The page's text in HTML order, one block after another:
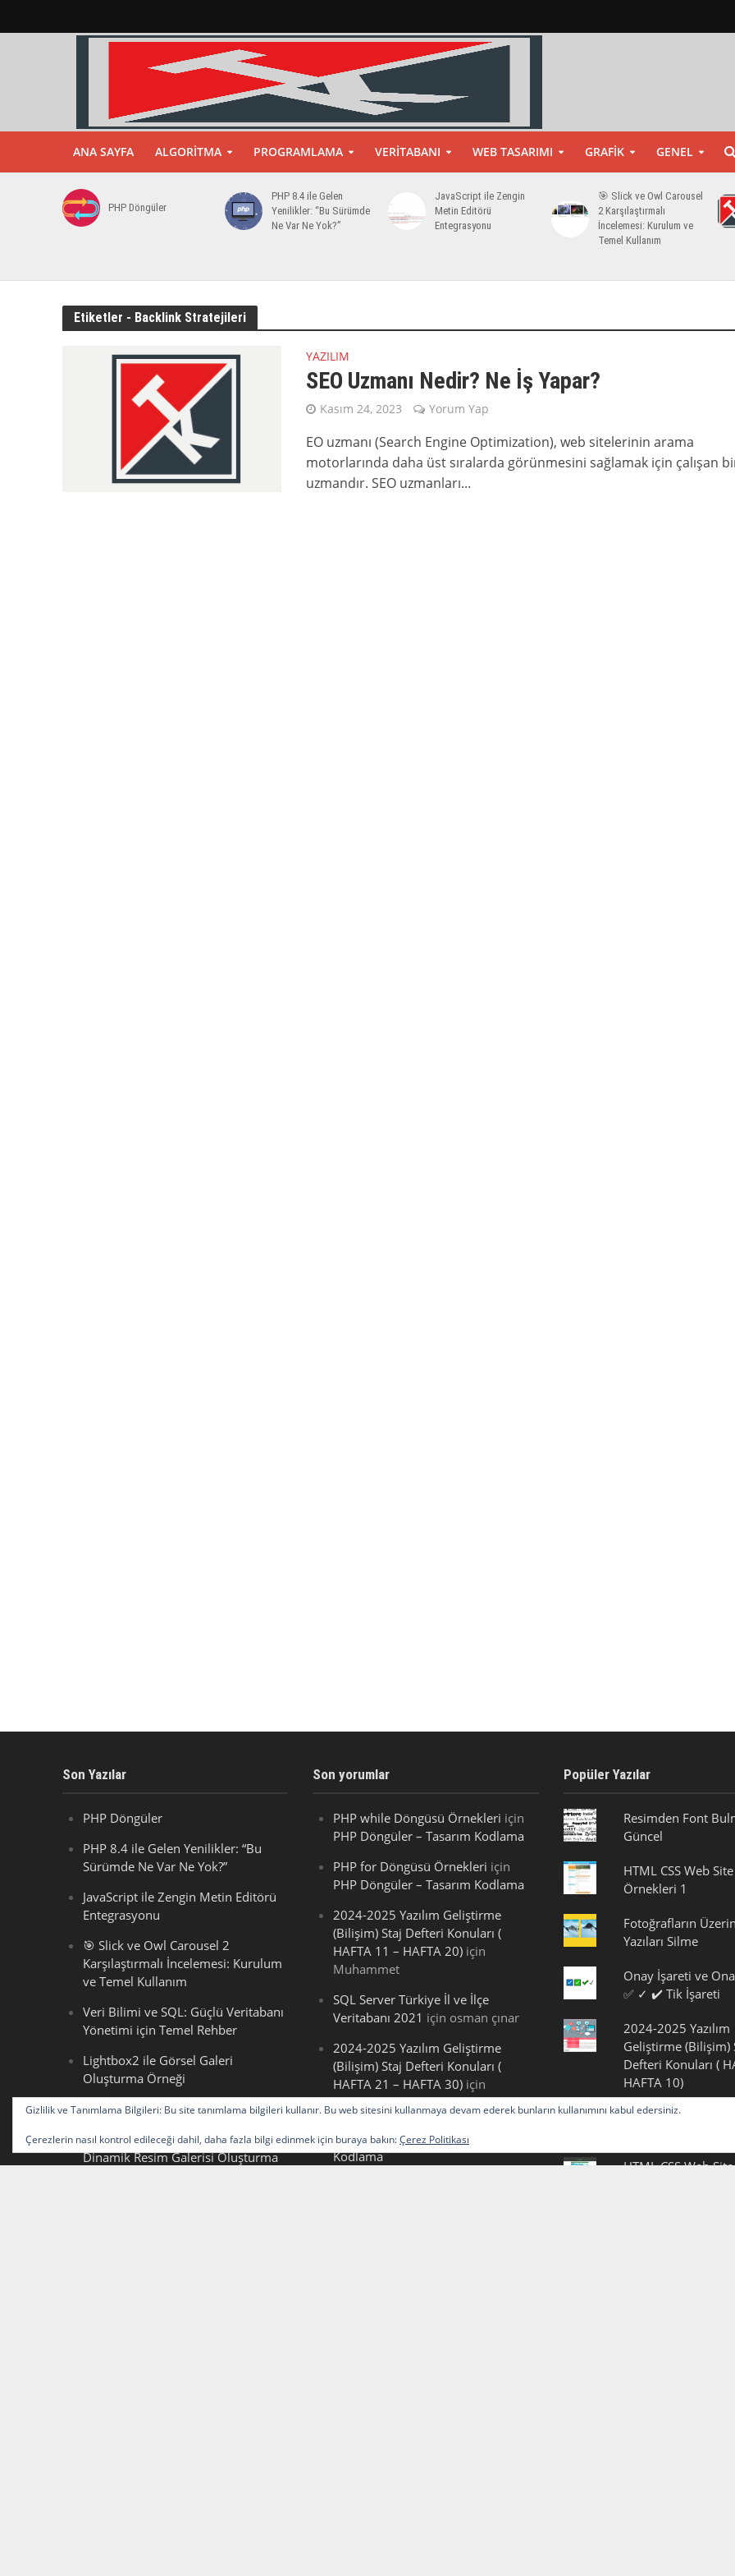
ANA SAYFA ALGORITMA PROGRAMLAMA VERITABANI WEB TASARIMI GRAFIK GENEL
PHP Döngüler
PHP 8.4 ile Gelen
Yenilikler: “Bu Sürümde
Ne Var Ne Yok?”
JavaScript ile Zengin
Metin Editörü
Entegrasyonu
🎯 Slick ve Owl Carousel
2 Karşılaştırmalı
İncelemesi: Kurulum ve
Temel Kullanım
Etiketler - Backlink Stratejileri
YAZILIM
SEO Uzmanı Nedir? Ne İş Yapar?
Kasım 24, 2023 Yorum Yap
EO uzmanı (Search Engine Optimization), web sitelerinin arama
motorlarında daha üst sıralarda görünmesini sağlamak için çalışan
uzmandır. SEO uzmanları...
Son Yazılar
PHP Döngüler
PHP 8.4 ile Gelen Yenilikler: “Bu
Sürümde Ne Var Ne Yok?”
JavaScript ile Zengin Metin Editörü
Entegrasyonu
🎯 Slick ve Owl Carousel 2
Karşılaştırmalı İncelemesi: Kurulum
ve Temel Kullanım
Veri Bilimi ve SQL: Güçlü Veritabanı
Yönetimi için Temel Rehber
Lightbox2 ile Görsel Galeri
Oluşturma Örneği
JavaScript Ders Notları
Parametresiz Fonksiyonlarla
Dinamik Resim Galerisi Oluşturma
Son yorumlar
PHP while Döngüsü Örnekleri için
PHP Döngüler – Tasarım Kodlama
PHP for Döngüsü Örnekleri için
PHP Döngüler – Tasarım Kodlama
2024-2025 Yazılım Geliştirme
(Bilişim) Staj Defteri Konuları (
HAFTA 11 – HAFTA 20) için
Muhammet
SQL Server Türkiye İl ve İlçe
Veritabanı 2021 için osman çınar
2024-2025 Yazılım Geliştirme
(Bilişim) Staj Defteri Konuları (
HAFTA 21 – HAFTA 30) için
2024-2025 Yazılım Geliştirme
(Bilişim) Staj Defteri Konuları (
HAFTA 11 – HAFTA 20) – Tasarım
Kodlama
Popüler Yazılar
Resimden Font
Güncel
HTML CSS Web Site
Örnekleri 1
Fotoğrafların
Yazıları Silme
Onay İşareti ve
✅ ✓ ✔️ Tik İşareti
2024-2025 Yazılım
Geliştirme (Bilişim)
Defteri Konuları (
HAFTA 10)
Kurdele Emojisi
HTML CSS Web Site
Gizlilik ve Tanımlama Bilgileri: Bu site tanımlama bilgileri kullanır. Bu web sitesini kullanmaya devam ederek bunların kullanımını kabul edersiniz.
Çerezlerin nasıl kontrol edileceği dahil, daha fazla bilgi edinmek için buraya bakın:Çerez Politikası